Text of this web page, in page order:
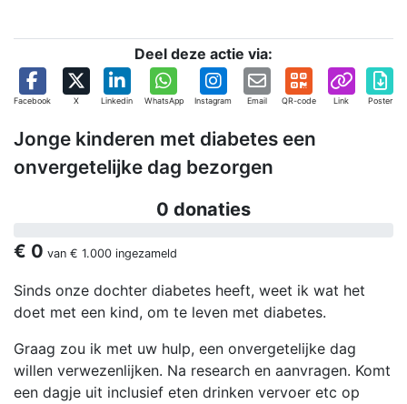
Deel deze actie via:
Facebook X Linkedin WhatsApp Instagram Email QR-code Link Poster
Jonge kinderen met diabetes een
onvergetelijke dag bezorgen
0 donaties
€ 0 van € 1.000 ingezameld
Sinds onze dochter diabetes heeft, weet ik wat het
doet met een kind, om te leven met diabetes.
Graag zou ik met uw hulp, een onvergetelijke dag
willen verwezenlijken. Na research en aanvragen. Komt
een dagje uit inclusief eten drinken vervoer etc op